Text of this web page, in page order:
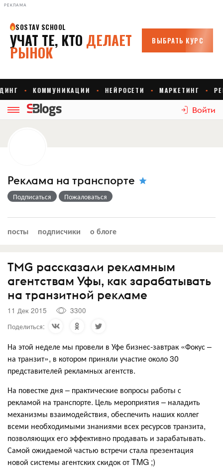
РЕКЛАМА
Войти
Реклама на транспорте
Подписаться Пожаловаться
посты подписчики о блоге
TMG рассказали рекламным
агентствам Уфы, как зарабатывать
на транзитной рекламе
11 Дек 2015
3300
Поделиться:
На этой неделе мы провели в Уфе бизнес-завтрак «Фокус –
на транзит», в котором приняли участие около 30
представителей рекламных агентств.
На повестке дня – практические вопросы работы с
рекламой на транспорте. Цель мероприятия – наладить
механизмы взаимодействия, обеспечить наших коллег
всеми необходимыми знаниями всех ресурсов транзита,
позволяющих его эффективно продавать и зарабатывать.
Самой ожидаемой частью встречи стала презентация
новой системы агентских скидок от TMG ;)